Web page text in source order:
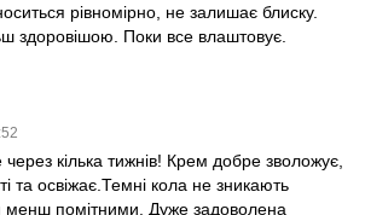
рівномірно, не залишає блиску.
здоровішою. Поки все влаштовує.
кілька тижнів! Крем добре зволожує,
та освіжає.Темні кола не зникають
менш помітними. Дуже задоволена